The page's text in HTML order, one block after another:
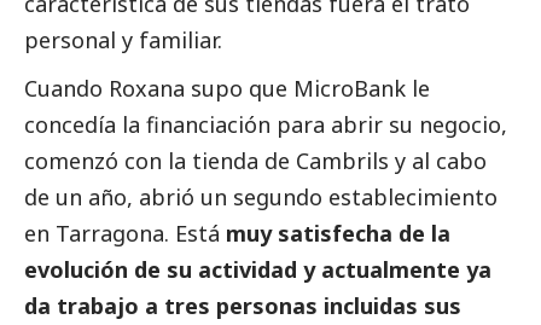
personal y familiar.
Cuando Roxana supo que MicroBank le
concedía la financiación para abrir su negocio,
comenzó con la tienda de Cambrils y al cabo
de un año, abrió un segundo establecimiento
en Tarragona. Está muy satisfecha de la
evolución de su actividad y actualmente ya
da trabajo a tres personas incluidas sus